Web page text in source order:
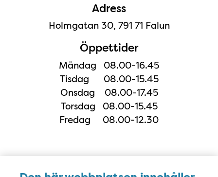
Adress
Holmgatan 30, 791 71 Falun
Öppettider
Måndag 08.00-16.45
Tisdag 08.00-15.45
Onsdag 08.00-17.45
Torsdag 08.00-15.45
Fredag 08.00-12.30
Karta